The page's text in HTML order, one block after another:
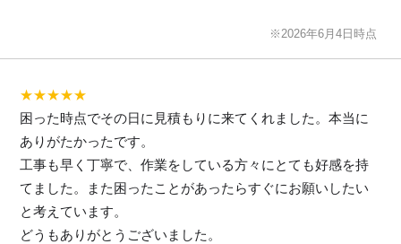
※2026年6月4日時点
★★★★★
困った時点でその日に見積もりに来てくれました。本当に
ありがたかったです。
工事も早く丁寧で、作業をしている方々にとても好感を持
てました。また困ったことがあったらすぐにお願いしたい
と考えています。
どうもありがとうございました。